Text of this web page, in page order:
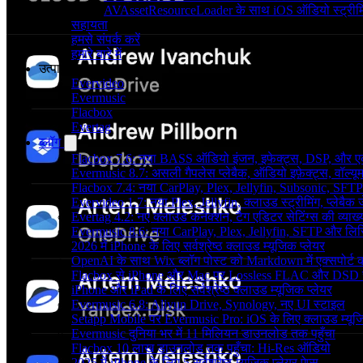
AVAssetResourceLoader के साथ iOS ऑडियो
सहायता
हमसे संपर्क करें
हमारे बारे में
उत्पाद
Evervideo
Evermusic
Flacbox
Evertag
ब्लॉग
Flacbox 7.6: नया BASS ऑडियो इंजन, इफेक्ट्स, DSP, और
Evermusic 8.7: असली गैपलेस प्लेबैक, ऑडियो इफ़ेक्ट्स, वॉल्यूम
Flacbox 7.4: नया CarPlay, Plex, Jellyfin, Subsonic,
Evervideo 1.7: नया Plex, Jellyfin, क्लाउड स्ट्रीमिंग, प्लेबैक
Evertag 4.2: नए क्लाउड कनेक्शन, टैग एडिटर सेटिंग्स की
Evermusic 8.6: नया CarPlay, Plex, Jellyfin, SFTP और
2026 में iPhone के लिए सर्वश्रेष्ठ क्लाउड म्यूजिक प्लेयर
OpenAI के साथ Wix ब्लॉग पोस्ट को Markdown में एक्सपोर्ट
Flacbox से iPhone और Mac पर Lossless FLAC और DSD
iPhone और iPad के लिए सर्वश्रेष्ठ क्लाउड म्यूजिक प्लेयर
Evermusic 6.8: Aliyun Drive, Synology, नए UI स्टाइल
Setapp Mobile पर Evermusic Pro: iOS के लिए क्लाउड
Evermusic दुनिया भर में 11 मिलियन डाउनलोड तक पहुँचा
Flacbox 10 लाख डाउनलोड तक पहुँचा: Hi-Res ऑडियो